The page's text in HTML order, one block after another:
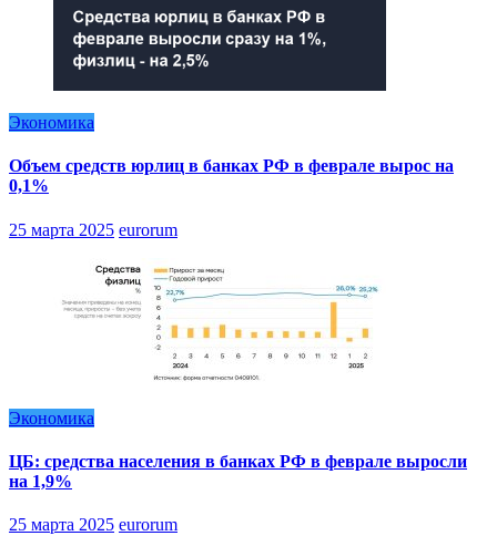
Экономика
Объем средств юрлиц в банках РФ в феврале вырос на
0,1%
25 марта 2025 eurorum
Экономика
ЦБ: средства населения в банках РФ в феврале выросли
на 1,9%
25 марта 2025 eurorum